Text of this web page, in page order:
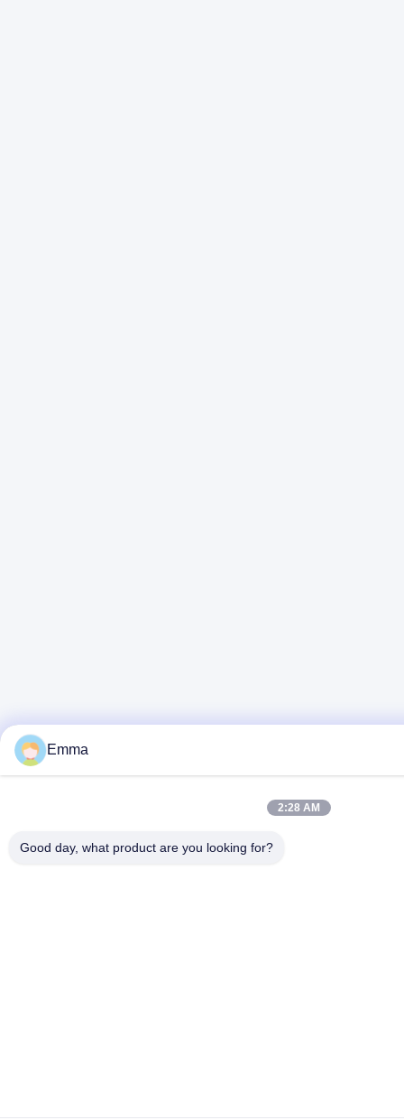
Emma
2:28 AM
Good day, what product are you looking for?